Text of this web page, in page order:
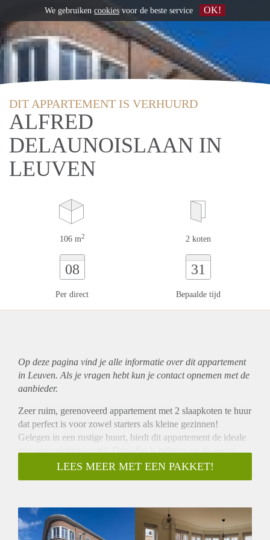
DIT APPARTEMENT IS VERHUURD
ALFRED
DELAUNOISLAAN IN
LEUVEN
106 m2 2 koten
08
Per direct
31
Bepaalde tijd
Op deze pagina vind je alle informatie over ditappartement
in Leuven. Als je vragen hebt kun je contact opnemen met de
aanbieder.
Zeer ruim, gerenoveerd appartement met 2 slaapkoten te huur
dat perfect is voor zowel starters als kleine gezinnen!
Gelegen in een rustige buurt, biedt dit appartement de ideale
mix van comfort en stijl. Deze flat is gelegen op de eerste
verdieping van een kleine residentie.
De woonst met zeer gezellige, ruime en lichtrijke living heeft
Het appartement ligt in de buurt van de Tiensepoort, vlakbij
het centrum van Leuven. Op wandelafstand van het station
LEES MEER MET EEN PAKKET!
We gebruiken cookies voor de beste service OK!